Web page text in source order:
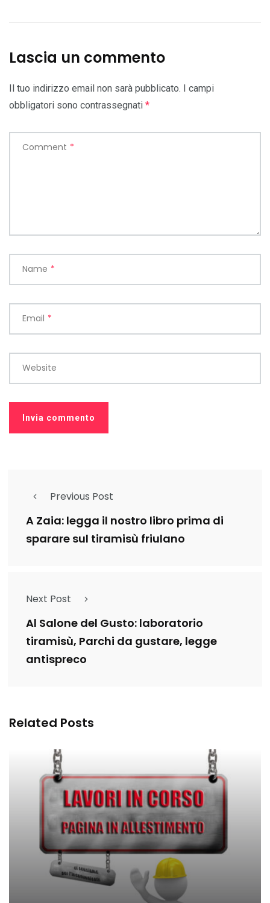
Lascia un commento
Il tuo indirizzo email non sarà pubblicato.
I campi
obbligatori sono contrassegnati *
Comment *
Name *
Email *
Website
Previous Post
A Zaia: legga il nostro libro prima di
sparare sul tiramisù friulano
Next Post
Al Salone del Gusto: laboratorio
tiramisù, Parchi da gustare, legge
antispreco
Related Posts